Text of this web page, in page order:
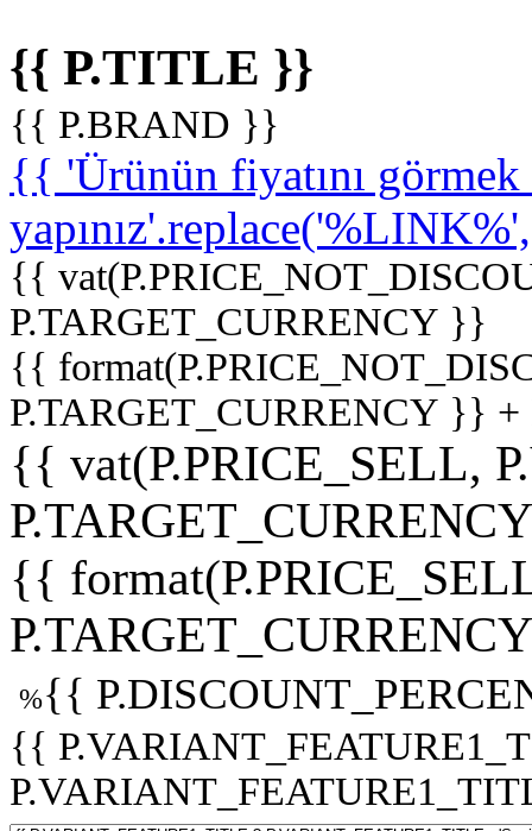
{{ P.TITLE }}
{{ P.BRAND }}
{{ 'Ürünün fiyatını
{{
P.TARGET_CURRENCY }}
{{
P.TARGET_CURRENCY }}
{{ vat(P.PRICE_SELL,
{{
%{{
{{